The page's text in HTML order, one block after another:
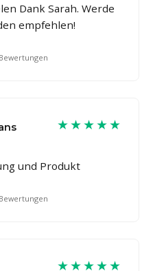
Dank Sarah. Werde
empfehlen!
★★★★★
und Produkt
★★★★★